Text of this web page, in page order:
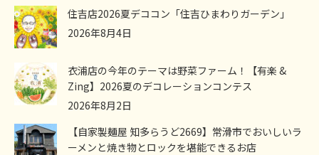
住吉店2026夏デココン「住吉ひまわりガーデン」
2026年8月4日
衣浦店の今年のテーマは野菜ファーム！【有楽 &
Zing】2026夏のデコレーションコンテス
2026年8月2日
【自家製麺屋 知多らうど2669】常滑市でおいしいラ
ーメンと焼き物とロックを堪能できるお店